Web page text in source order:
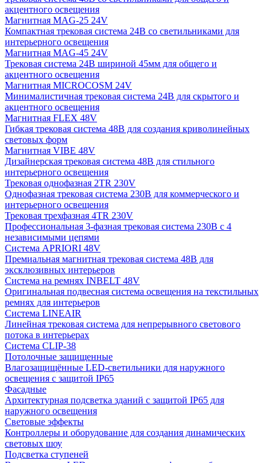
акцентного освещения
Магнитная MAG-25 24V
Компактная трековая система 24В со светильниками для
интерьерного освещения
Магнитная MAG-45 24V
Трековая система 24В шириной 45мм для общего и
акцентного освещения
Магнитная MICROCOSM 24V
Минималистичная трековая система 24В для скрытого и
акцентного освещения
Магнитная FLEX 48V
Гибкая трековая система 48В для создания криволинейных
световых форм
Магнитная VIBE 48V
Дизайнерская трековая система 48В для стильного
интерьерного освещения
Трековая однофазная 2TR 230V
Однофазная трековая система 230В для коммерческого и
интерьерного освещения
Трековая трехфазная 4TR 230V
Профессиональная 3-фазная трековая система 230В с 4
независимыми цепями
Система APRIORI 48V
Премиальная магнитная трековая система 48В для
эксклюзивных интерьеров
Система на ремнях INBELT 48V
Оригинальная подвесная система освещения на текстильных
ремнях для интерьеров
Система LINEAIR
Линейная трековая система для непрерывного светового
потока в интерьерах
Система CLIP-38
Потолочные защищенные
Влагозащищённые LED-светильники для наружного
освещения с защитой IP65
Фасадные
Архитектурная подсветка зданий с защитой IP65 для
наружного освещения
Световые эффекты
Контроллеры и оборудование для создания динамических
световых шоу
Подсветка ступеней